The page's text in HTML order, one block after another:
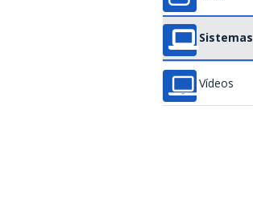
Sistemas
Vídeos